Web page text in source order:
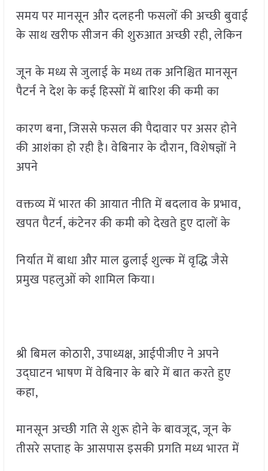
समय पर मानसून और दलहनी फसलों की अच्छी बुवाई
के साथ खरीफ सीजन की शुरुआत अच्छी रही, लेकिन
जून के मध्य से जुलाई के मध्य तक अनिश्चित मानसून
पैटर्न ने देश के कई हिस्सों में बारिश की कमी का
कारण बना, जिससे फसल की पैदावार पर असर होने
की आशंका हो रही है। वेबिनार के दौरान, विशेषज्ञों ने
अपने
वक्तव्य में भारत की आयात नीति में बदलाव के प्रभाव,
खपत पैटर्न, कंटेनर की कमी को देखते हुए दालों के
निर्यात में बाधा और माल ढुलाई शुल्क में वृद्धि जैसे
प्रमुख पहलुओं को शामिल किया।
श्री बिमल कोठारी, उपाध्यक्ष, आईपीजीए ने अपने
उद्घाटन भाषण में वेबिनार के बारे में बात करते हुए
कहा,
मानसून अच्छी गति से शुरू होने के बावजूद, जून के
तीसरे सप्ताह के आसपास इसकी प्रगति मध्य भारत में